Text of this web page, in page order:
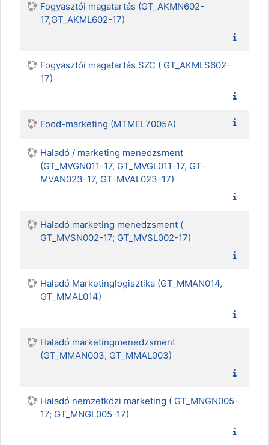
Fogyasztói magatartás (GT_AKMN602-
17,GT_AKML602-17)
Fogyasztói magatartás SZC ( GT_AKMLS602-
17)
Food-marketing (MTMEL7005A)
Haladó / marketing menedzsment
(GT_MVGN011-17, GT_MVGL011-17, GT-
MVAN023-17, GT-MVAL023-17)
Haladó marketing menedzsment (
GT_MVSN002-17; GT_MVSL002-17)
Haladó Marketinglogisztika (GT_MMAN014,
GT_MMAL014)
Haladó marketingmenedzsment
(GT_MMAN003, GT_MMAL003)
Haladó nemzetközi marketing ( GT_MNGN005-
17; GT_MNGL005-17)